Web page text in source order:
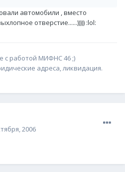
автомобили , вместо
отверстие......))))) :lol:
с работой МИФНС 46 ;)
адреса, ликвидация.
2006